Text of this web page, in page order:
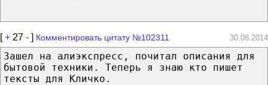
[+ 27 - ] Комментировать цитату №102311 30.08.2014
Зашел на алиэкспресс, почитал описания для
бытовой техники. Теперь я знаю кто пишет
тексты для Кличко.